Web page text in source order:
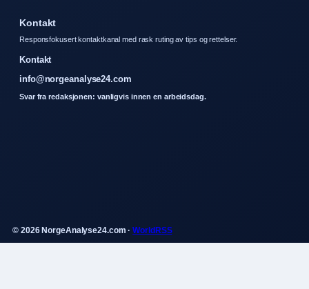
Kontakt
Responsfokusert kontaktkanal med rask ruting av tips og rettelser.
Kontakt
info@norgeanalyse24.com
Svar fra redaksjonen: vanligvis innen en arbeidsdag.
© 2026 NorgeAnalyse24.com ·WorldRSS